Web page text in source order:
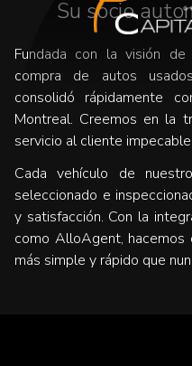
Su socio
Fundada con la visión
compra de autos
consolidó rápidamente
Montreal. Creemos en la
servicio al cliente impecable.
Cada vehículo de
seleccionado e
y satisfacción. Con la
como AlloAgent, hacemos
más simple y rápido que